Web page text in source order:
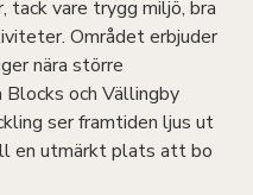
tack vare trygg miljö, bra
Området erbjuder
nära större
Blocks och Vällingby
ser framtiden ljus ut
en utmärkt plats att bo